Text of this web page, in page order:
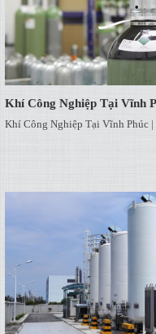
Khí Công Nghiệp Tại Vĩnh
Khí Công Nghiệp Tại Vĩnh Phúc